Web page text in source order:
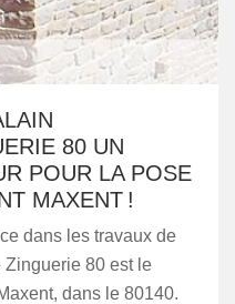
80 UN
POUR LA POSE
MAXENT !
dans les travaux de
Zinguerie 80 est le
dans le 80140.